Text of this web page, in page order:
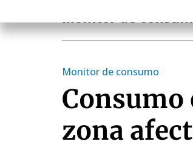
Monitor de
Monitor de consumo
Consumo
zona